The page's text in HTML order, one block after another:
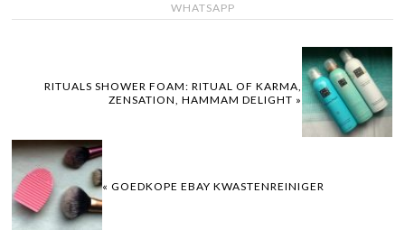
WHATSAPP
RITUALS SHOWER FOAM: RITUAL OF KARMA,
ZENSATION, HAMMAM DELIGHT »
« GOEDKOPE EBAY KWASTENREINIGER